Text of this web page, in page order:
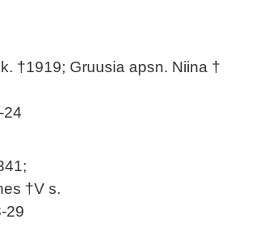
†1919; Gruusia apsn. Niina †
24
†V s.
29